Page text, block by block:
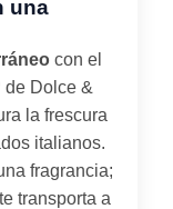
una
con el
de Dolce &
la frescura
italianos.
fragrancia;
transporta a